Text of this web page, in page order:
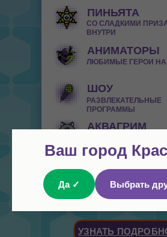
Ваш город
Да ✓ Выбрать
АНИМАТОРЫ
ЛЮБИМЫЕ ГЕРОИ
СЪЕМКА
АКВАГРИМ
ШОУ
РАЗВЛЕКАТЕЛЬНЫЕ
ПРОГРАММЫ
УЗНАТЬ
ПИНЬЯТА
СО СЛАДКИМИ
ВНУТРИ